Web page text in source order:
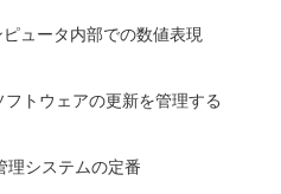
ュータ内部での数値表現
トウェアの更新を管理する
システムの定番